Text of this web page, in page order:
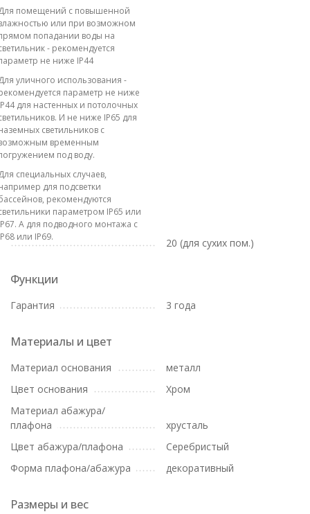
помещений с повышенной
или при возможном
попадании воды на
- рекомендуется
не ниже IP44
уличного использования -
параметр не ниже
для настенных и потолочных
И не ниже IP65 для
светильников с
временным
под воду.
специальных случаев,
для подсветки
рекомендуются
параметром IP65 или
А для подводного монтажа с
или IP69.
20 (для сухих пом.)
Функции
Гарантия 3 года
Материалы и цвет
Материал основания
металл
Цвет основания
Хром
Материал абажура/
плафона
хрусталь
Цвет абажура/плафона
Серебристый
Форма плафона/абажура
декоративный
Размеры и вес